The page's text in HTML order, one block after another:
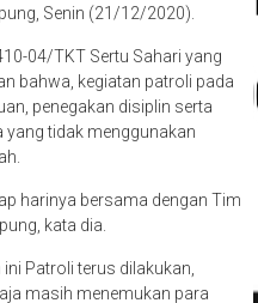
Senin (21/12/2020).
04/TKT Sertu Sahari yang
bahwa, kegiatan patroli pada
penegakan disiplin serta
tidak menggunakan
harinya bersama dengan Tim
kata dia.
Patroli terus dilakukan,
masih menemukan para